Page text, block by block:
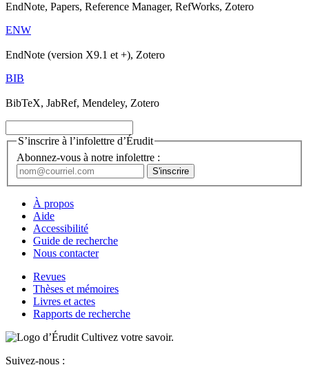
EndNote, Papers, Reference Manager, RefWorks, Zotero
ENW
EndNote (version X9.1 et +), Zotero
BIB
BibTeX, JabRef, Mendeley, Zotero
S’inscrire à l’infolettre d’Érudit
Abonnez-vous à notre infolettre :
À propos
Aide
Accessibilité
Guide de recherche
Nous contacter
Revues
Thèses et mémoires
Livres et actes
Rapports de recherche
Cultivez votre savoir.
Suivez-nous :